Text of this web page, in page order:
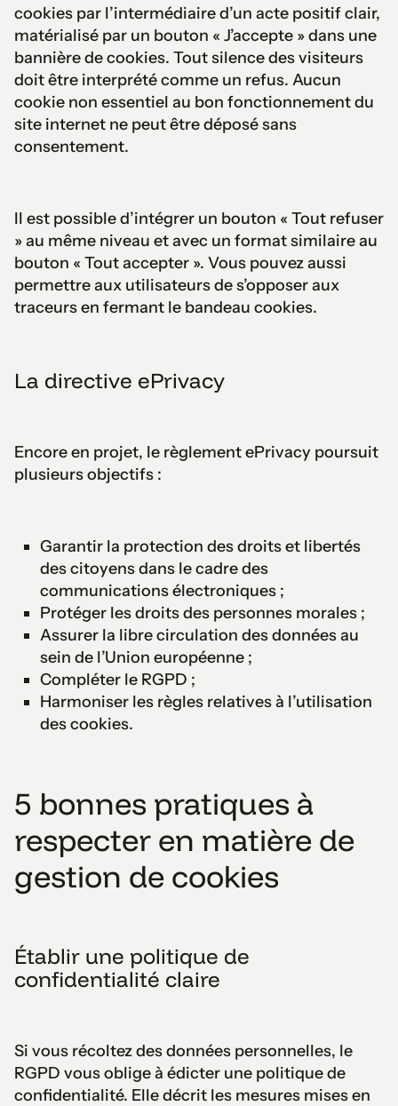
cookies par l’intermédiaire d’un acte positif clair,
matérialisé par un bouton « J’accepte » dans une
bannière de cookies. Tout silence des visiteurs
doit être interprété comme un refus. Aucun
cookie non essentiel au bon fonctionnement du
site internet ne peut être déposé sans
consentement.
Il est possible d’intégrer un bouton « Tout refuser
» au même niveau et avec un format similaire au
bouton « Tout accepter ». Vous pouvez aussi
permettre aux utilisateurs de s’opposer aux
traceurs en fermant le bandeau cookies.
La directive ePrivacy
Encore en projet, le règlement ePrivacy poursuit
plusieurs objectifs :
Garantir la protection des droits et libertés
des citoyens dans le cadre des
communications électroniques ;
Protéger les droits des personnes morales ;
Assurer la libre circulation des données au
sein de l’Union européenne ;
Compléter le RGPD ;
Harmoniser les règles relatives à l’utilisation
des cookies.
5 bonnes pratiques à
respecter en matière de
gestion de cookies
Établir une politique de
confidentialité claire
Si vous récoltez des données personnelles, le
RGPD vous oblige à édicter une politique de
confidentialité. Elle décrit les mesures mises en